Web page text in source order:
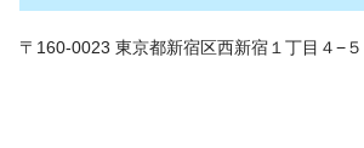
〒160-0023 東京都新宿区西新宿１丁目４−